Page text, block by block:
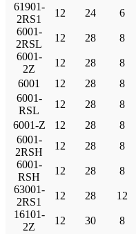
61901-
2RS1
12 24 6
6001-
2RSL
12 28 8
6001-
2Z
12 28 8
6001
12 28 8
6001-
RSL
12 28 8
6001-Z
12 28 8
6001-
2RSH
12 28 8
6001-
RSH
12 28 8
63001-
2RS1
12 28 12
16101-
2Z
12 30 8